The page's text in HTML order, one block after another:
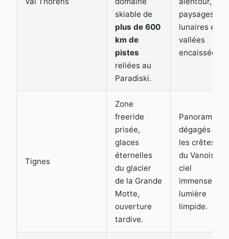
skiable de
plus de 600
km de
pistes
reliées au
Paradiski.
paysages
lunaires et
vallées
encaissées.
Tignes
Zone
freeride
prisée,
glaces
éternelles
du glacier
de la Grande
Motte,
ouverture
tardive.
Panoramas
dégagés sur
les crêtes
du Vanoise,
ciel
immense,
lumière
limpide.